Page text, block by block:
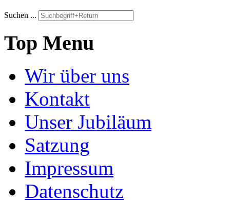
Suchen ...
Top Menu
Wir über uns
Kontakt
Unser Jubiläum
Satzung
Impressum
Datenschutz